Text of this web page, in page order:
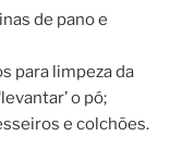
de pano e
para limpeza da
o pó;
e colchões.